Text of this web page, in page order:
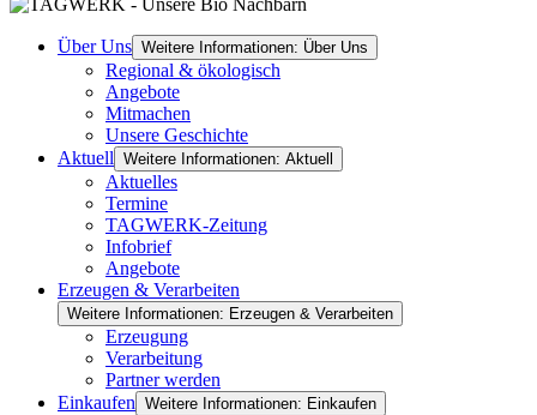
Über Uns Weitere Informationen: Über Uns
Regional & ökologisch
Angebote
Mitmachen
Unsere Geschichte
Aktuell Weitere Informationen: Aktuell
Aktuelles
Termine
TAGWERK-Zeitung
Infobrief
Angebote
Erzeugen & Verarbeiten
Weitere Informationen: Erzeugen & Verarbeiten
Erzeugung
Verarbeitung
Partner werden
Einkaufen Weitere Informationen: Einkaufen